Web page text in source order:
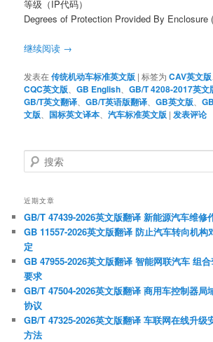
等级（IP代码）
Degrees of Protection Provided By Enclosure
继续阅读 →
发表在传统机动车标准英文版 |标签为 CAV英文版
CQC英文版 、GB English 、GB/T 4208-2017英文
GB/T英文翻译 、GB/T英语版翻译 、GB英文版 、
文版
国标英文译本 、汽车标准英文版 | 发表评论
搜
索
近期文章
GB/T 47439-2026英文版翻译 新能源汽车维修
GB 11557-2026英文版翻译 防止汽车转向机构
定
GB 47955-2026英文版翻译 智能网联汽车 组
要求
GB/T 47504-2026英文版翻译 商用车控制器局
协议
GB/T 47325-2026英文版翻译 车联网在线升级
方法